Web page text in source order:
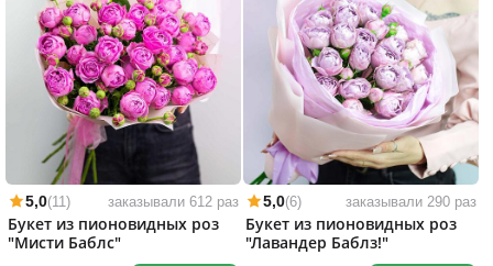
5,0(11) заказывали 612 раз
Букет из пионовидных роз
"Мисти Баблс"
5,0(6) заказывали 290 раз
Букет из пионовидных роз
"Лавандер Баблз!"